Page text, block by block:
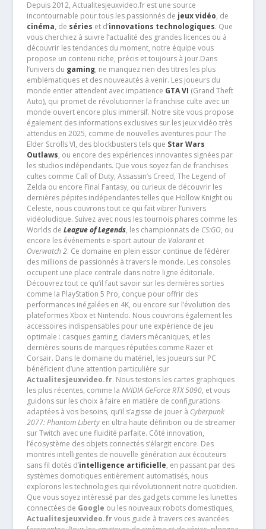
Depuis 2012, Actualitesjeuxvideo.fr est une source
incontournable pour tous les passionnés de jeux vidéo, de
cinéma,de séries et d’innovations technologiques. Que
vous cherchiez à suivre l’actualité des grandes licences ou à
découvrir les tendances du moment, notre équipe vous
propose un contenu riche, précis et toujours à jour.Dans
l’univers du gaming, ne manquez rien des titres les plus
emblématiques et des nouveautés à venir. Les joueurs du
monde entier attendent avec impatience GTA VI (Grand Theft
Auto), qui promet de révolutionner la franchise culte avec un
monde ouvert encore plus immersif. Notre site vous propose
également des informations exclusives sur les jeux vidéo très
attendus en 2025, comme de nouvelles aventures pour The
Elder Scrolls VI, des blockbusters tels que Star Wars
Outlaws, ou encore des expériences innovantes signées par
les studios indépendants. Que vous soyez fan de franchises
cultes comme Call of Duty, Assassin’s Creed, The Legend of
Zelda ou encore Final Fantasy, ou curieux de découvrir les
dernières pépites indépendantes telles que Hollow Knight ou
Celeste, nous couvrons tout ce qui fait vibrer l’univers
vidéoludique. Suivez avec nous les tournois phares comme les
Worlds de League of Legends, les championnats de CS:GO, ou
encore les événements e-sport autour de Valorantet
Overwatch 2. Ce domaine en plein essor continue de fédérer
des millions de passionnés à travers le monde. Les consoles
occupent une place centrale dans notre ligne éditoriale.
Découvrez tout ce qu’il faut savoir sur les dernières sorties
comme la PlayStation 5 Pro, conçue pour offrir des
performances inégalées en 4K, ou encore sur l’évolution des
plateformes Xbox et Nintendo. Nous couvrons également les
accessoires indispensables pour une expérience de jeu
optimale : casques gaming, claviers mécaniques, et les
dernières souris de marques réputées comme Razer et
Corsair. Dans le domaine du matériel, les joueurs sur PC
bénéficient d’une attention particulière sur
Actualitesjeuxvideo.fr. Nous testons les cartes graphiques
les plus récentes, comme la NVIDIA GeForce RTX 5090, et vous
guidons sur les choix à faire en matière de configurations
adaptées à vos besoins, qu’il s’agisse de jouer à Cyberpunk
2077: Phantom Libertyen ultra haute définition ou de streamer
sur Twitch avec une fluidité parfaite. Côté innovation,
l’écosystème des objets connectés s’élargit encore. Des
montres intelligentes de nouvelle génération aux écouteurs
sans fil dotés d’intelligence artificielle, en passant par des
systèmes domotiques entièrement automatisés, nous
explorons les technologies qui révolutionnent notre quotidien.
Que vous soyez intéressé par des gadgets comme les lunettes
connectées de Google ou les nouveaux robots domestiques,
Actualitesjeuxvideo.frvous guide à travers ces avancées